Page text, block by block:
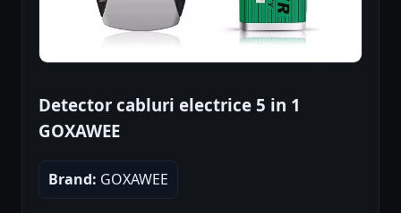
Detector cabluri electrice 5 in 1
GOXAWEE
Brand: GOXAWEE